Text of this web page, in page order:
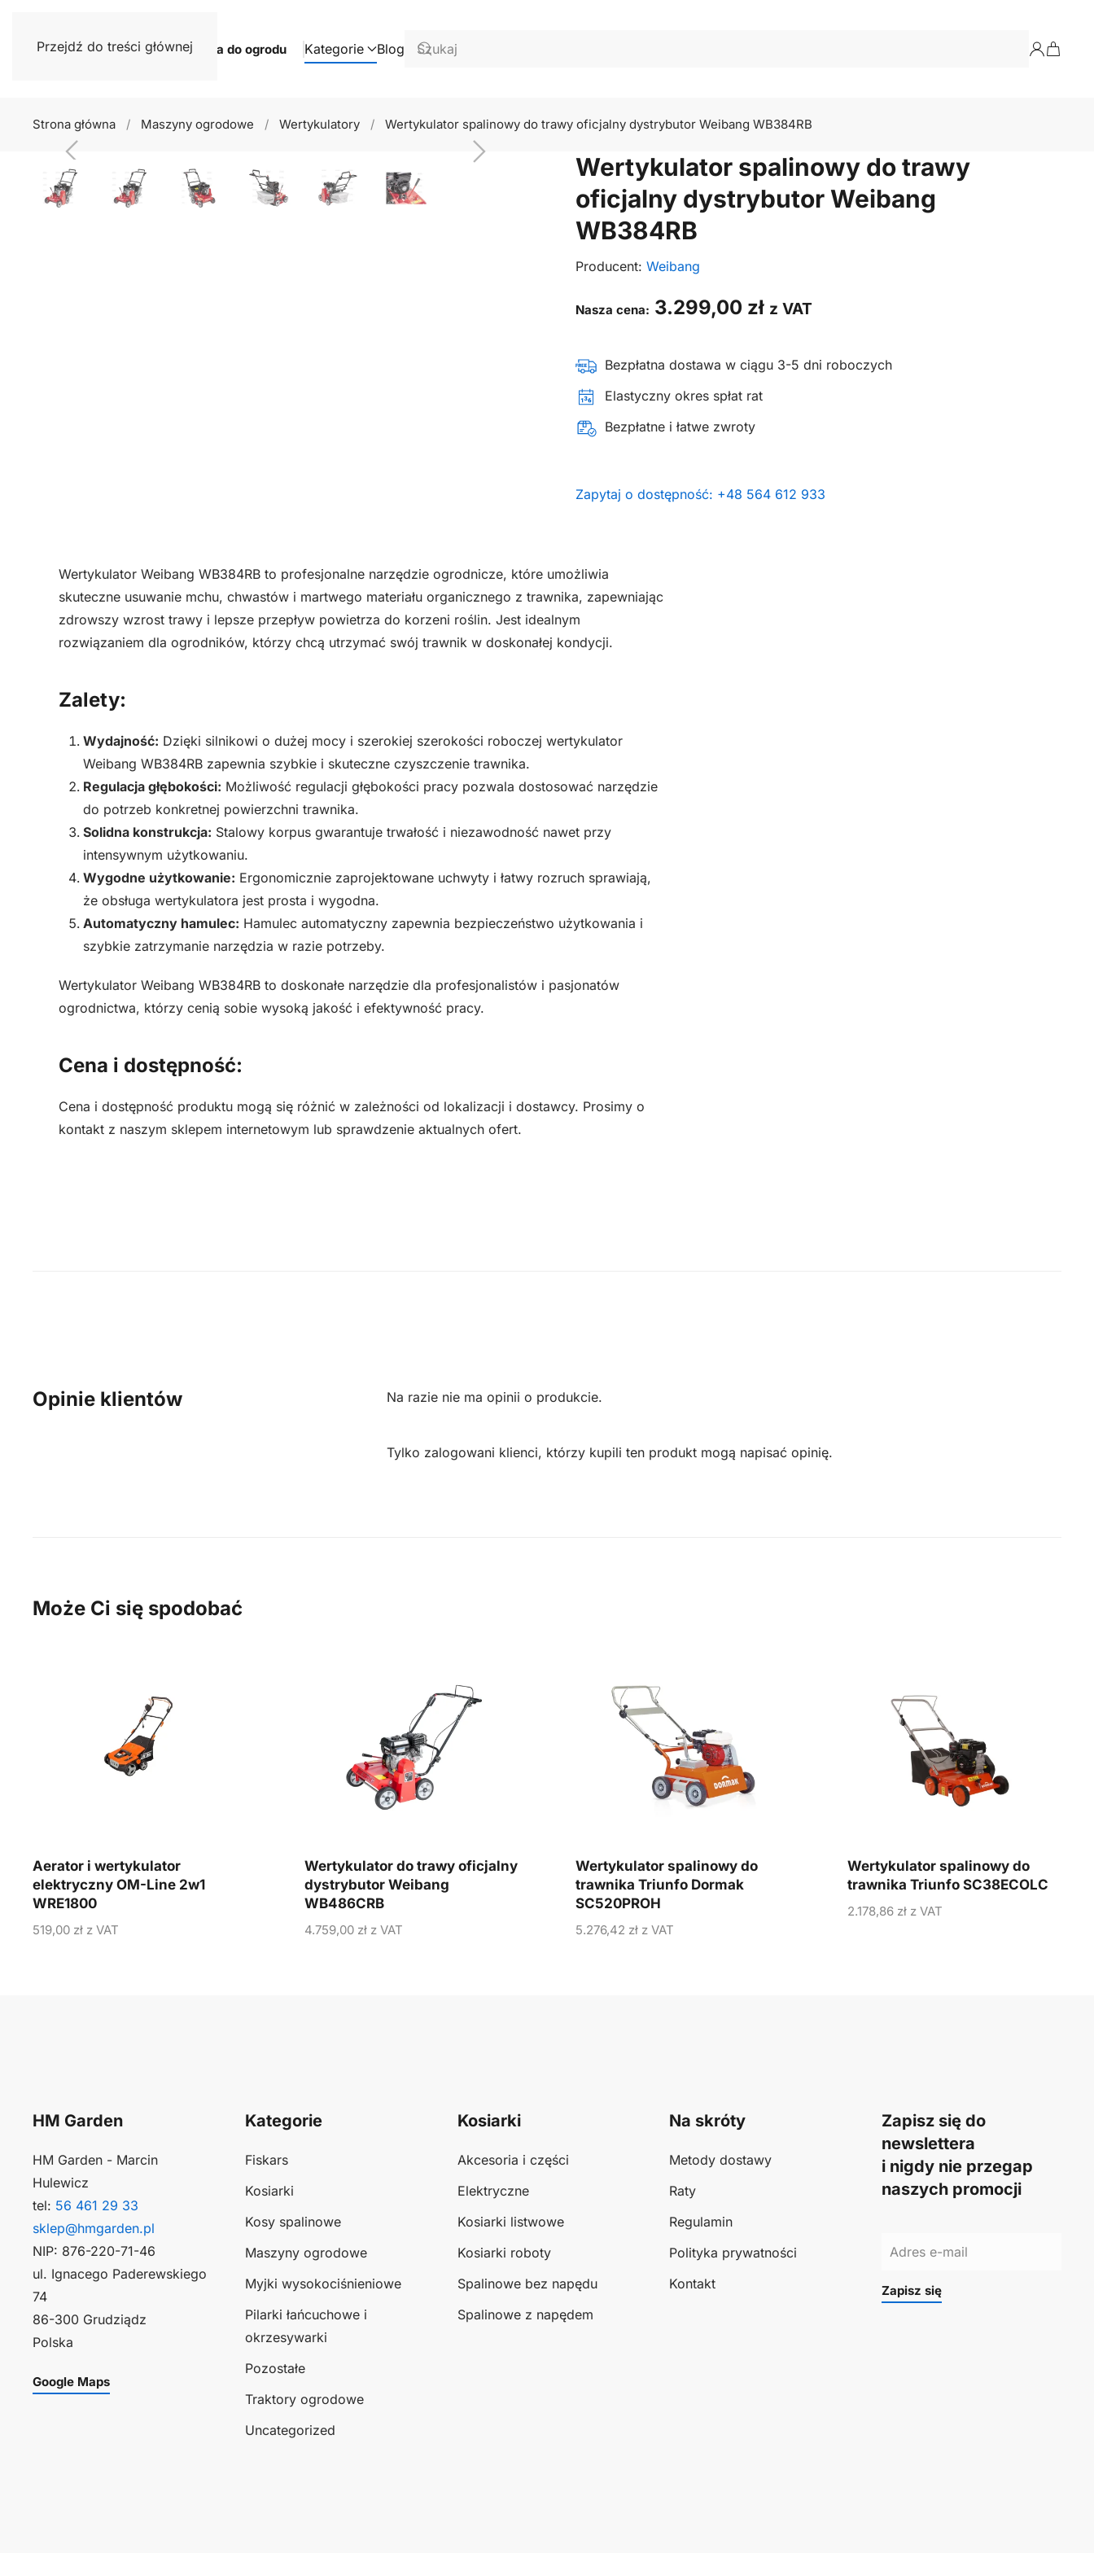
Przejdź do treści głównejNarzędzia do ogrodu Kategorie Blog
Strona główna Maszyny ogrodowe Wertykulatory Wertykulator spalinowy do trawy oficjalny dystrybutor Weibang WB384RB
Wertykulator spalinowy do trawy
oficjalny dystrybutor Weibang
WB384RB
Producent: Weibang
Nasza cena: 3.299,00 zł z VAT
Bezpłatna dostawa w ciągu 3-5 dni roboczych
Elastyczny okres spłat rat
Bezpłatne i łatwe zwroty
Zapytaj o dostępność: +48 564 612 933
Wertykulator Weibang WB384RB to profesjonalne narzędzie ogrodnicze, które umożliwia
skuteczne usuwanie mchu, chwastów i martwego materiału organicznego z trawnika, zapewniając
zdrowszy wzrost trawy i lepsze przepływ powietrza do korzeni roślin. Jest idealnym
rozwiązaniem dla ogrodników, którzy chcą utrzymać swój trawnik w doskonałej kondycji.
Zalety:
Wydajność: Dzięki silnikowi o dużej mocy i szerokiej szerokości roboczej wertykulator
Weibang WB384RB zapewnia szybkie i skuteczne czyszczenie trawnika.
Regulacja głębokości: Możliwość regulacji głębokości pracy pozwala dostosować narzędzie
do potrzeb konkretnej powierzchni trawnika.
Solidna konstrukcja: Stalowy korpus gwarantuje trwałość i niezawodność nawet przy
intensywnym użytkowaniu.
Wygodne użytkowanie: Ergonomicznie zaprojektowane uchwyty i łatwy rozruch sprawiają,
że obsługa wertykulatora jest prosta i wygodna.
Automatyczny hamulec: Hamulec automatyczny zapewnia bezpieczeństwo użytkowania i
szybkie zatrzymanie narzędzia w razie potrzeby.
Wertykulator Weibang WB384RB to doskonałe narzędzie dla profesjonalistów i pasjonatów
ogrodnictwa, którzy cenią sobie wysoką jakość i efektywność pracy.
Cena i dostępność:
Cena i dostępność produktu mogą się różnić w zależności od lokalizacji i dostawcy. Prosimy o
kontakt z naszym sklepem internetowym lub sprawdzenie aktualnych ofert.
Opinie klientów Na razie nie ma opinii o produkcie.
Tylko zalogowani klienci, którzy kupili ten produkt mogą napisać opinię.
Może Ci się spodobać
Aerator i wertykulator
elektryczny OM-Line 2w1
WRE1800
519,00 zł z VAT
Wertykulator do trawy oficjalny
dystrybutor Weibang
WB486CRB
4.759,00 złz VAT
Wertykulator spalinowy do
trawnika Triunfo Dormak
SC520PROH
5.276,42 zł z VAT
Wertykulator spalinowy do
trawnika Triunfo SC38ECOLC
2.178,86 złz VAT
HM Garden
HM Garden - Marcin
Hulewicz
tel: 56 461 29 33
sklep@hmgarden.pl
NIP: 876-220-71-46
ul. Ignacego Paderewskiego
74
86-300 Grudziądz
Polska
Google Maps
Kategorie
Fiskars
Kosiarki
Kosy spalinowe
Maszyny ogrodowe
Myjki wysokociśnieniowe
Pilarki łańcuchowe i
okrzesywarki
Pozostałe
Traktory ogrodowe
Uncategorized
Kosiarki
Akcesoria i części
Elektryczne
Kosiarki listwowe
Kosiarki roboty
Spalinowe bez napędu
Spalinowe z napędem
Na skróty
Metody dostawy
Raty
Regulamin
Polityka prywatności
Kontakt
Zapisz się do
newslettera
i nigdy nie przegap
naszych promocji
Zapisz się